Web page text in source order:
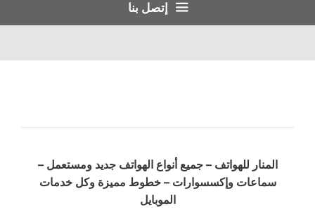
إتصل بنا
المنار للهواتف – جميع أنواع الهواتف جديد ومستعمل –
سماعات وإكسسوارات – خطوط مميزة وكل خدمات
الموبايل